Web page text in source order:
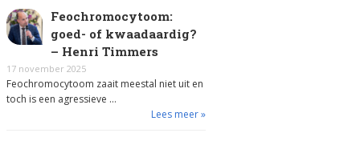
Feochromocytoom:
goed- of kwaadaardig?
– Henri Timmers
17 november 2025
Feochromocytoom zaait meestal niet uit en
toch is een agressieve …
Lees meer »